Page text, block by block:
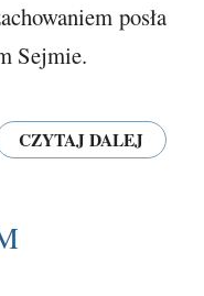
posła
Sejmie.
CZYTAJ DALEJ